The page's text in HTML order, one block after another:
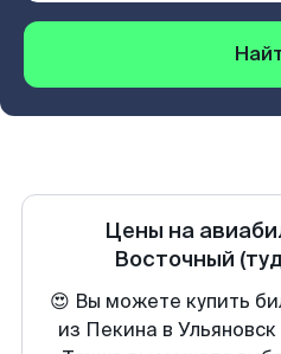
Цены на
Восточный
😍 Вы можете купить
из Пекина в